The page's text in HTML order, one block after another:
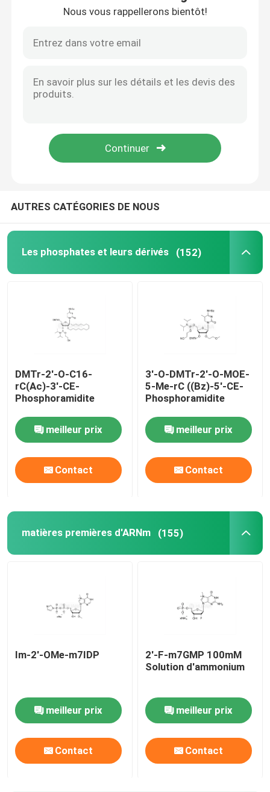
Contactez-nous
Réactif au phosphore
Les succinates
Les nucléosides
Réactifs de synthèse d'oligo
Service personnalisé
Nous vous rappellerons bientôt!
AUTRES CATÉGORIES DE NOUS
Les phosphates et leurs dérivés (152)
DMTr-2'-O-C16-
rC(Ac)-3'-CE-
Phosphoramidite
meilleur prix
Contact
3'-O-DMTr-2'-O-MOE-
5-Me-rC ((Bz)-5'-CE-
Phosphoramidite
meilleur prix
Contact
matières premières d'ARNm (155)
Im-2'-OMe-m7IDP
meilleur prix
Contact
2'-F-m7GMP 100mM
Solution d'ammonium
meilleur prix
Contact